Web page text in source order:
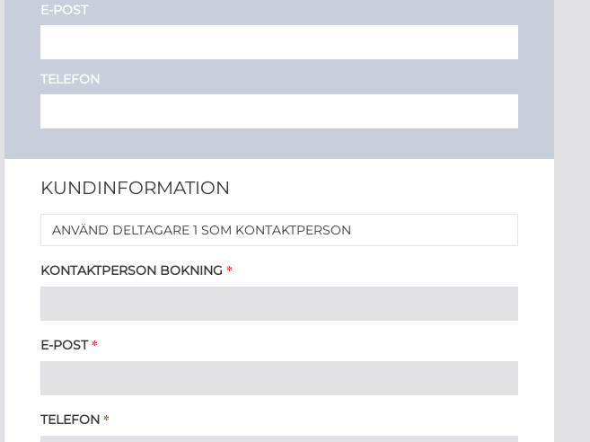
E-POST
TELEFON
KUNDINFORMATION
ANVÄND DELTAGARE 1 SOM KONTAKTPERSON
KONTAKTPERSON BOKNING *
E-POST *
TELEFON *